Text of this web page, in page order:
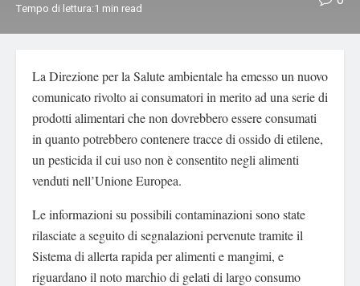
Tempo di lettura:1 min read
La Direzione per la Salute ambientale ha emesso un nuovo
comunicato rivolto ai consumatori in merito ad una serie di
prodotti alimentari che non dovrebbero essere consumati
in quanto potrebbero contenere tracce di ossido di etilene,
un pesticida il cui uso non è consentito negli alimenti
venduti nell’Unione Europea.
Le informazioni su possibili contaminazioni sono state
rilasciate a seguito di segnalazioni pervenute tramite il
Sistema di allerta rapida per alimenti e mangimi, e
riguardano il noto marchio di gelati di largo consumo